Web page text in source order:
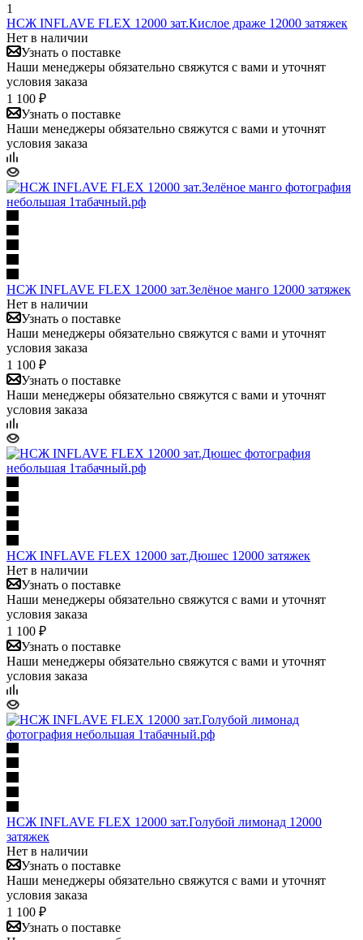
1
НСЖ INFLAVE FLEX 12000 зат.Кислое драже 12000 затяжек
Нет в наличии
Узнать о поставке
Наши менеджеры обязательно свяжутся с вами и уточнят
условия заказа
1 100 ₽
Узнать о поставке
Наши менеджеры обязательно свяжутся с вами и уточнят
условия заказа
НСЖ INFLAVE FLEX 12000 зат.Зелёное манго 12000 затяжек
Нет в наличии
Узнать о поставке
Наши менеджеры обязательно свяжутся с вами и уточнят
условия заказа
1 100 ₽
Узнать о поставке
Наши менеджеры обязательно свяжутся с вами и уточнят
условия заказа
НСЖ INFLAVE FLEX 12000 зат.Дюшес 12000 затяжек
Нет в наличии
Узнать о поставке
Наши менеджеры обязательно свяжутся с вами и уточнят
условия заказа
1 100 ₽
Узнать о поставке
Наши менеджеры обязательно свяжутся с вами и уточнят
условия заказа
НСЖ INFLAVE FLEX 12000 зат.Голубой лимонад 12000
затяжек
Нет в наличии
Узнать о поставке
Наши менеджеры обязательно свяжутся с вами и уточнят
условия заказа
1 100 ₽
Узнать о поставке